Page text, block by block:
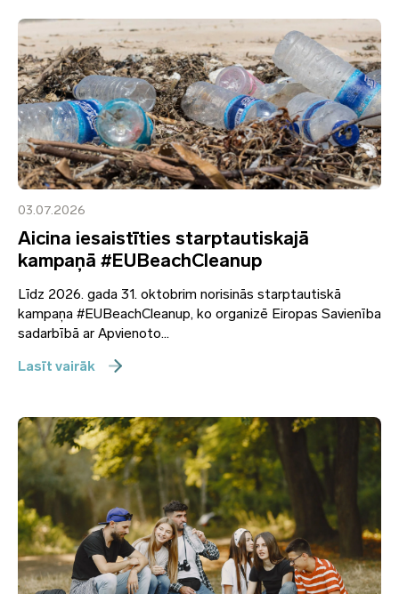
03.07.2026
Aicina iesaistīties starptautiskajā
kampaņā #EUBeachCleanup
Līdz 2026. gada 31. oktobrim norisinās starptautiskā
kampaņa #EUBeachCleanup, ko organizē Eiropas Savienība
sadarbībā ar Apvienoto...
Lasīt vairāk